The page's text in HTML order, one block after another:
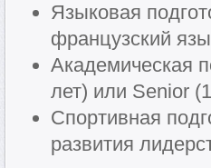
Языковая
французский
Академическая
лет) или Senior
Спортивная
развития